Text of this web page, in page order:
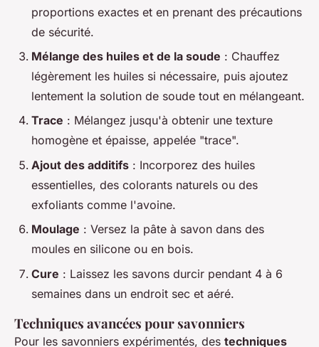
proportions exactes et en prenant des précautions
de sécurité.
Mélange des huiles et de la soude : Chauffez
légèrement les huiles si nécessaire, puis ajoutez
lentement la solution de soude tout en mélangeant.
Trace : Mélangez jusqu'à obtenir une texture
homogène et épaisse, appelée "trace".
Ajout des additifs : Incorporez des huiles
essentielles, des colorants naturels ou des
exfoliants comme l'avoine.
Moulage : Versez la pâte à savon dans des
moules en silicone ou en bois.
Cure : Laissez les savons durcir pendant 4 à 6
semaines dans un endroit sec et aéré.
Techniques avancées pour savonniers
Pour les savonniers expérimentés, des techniques